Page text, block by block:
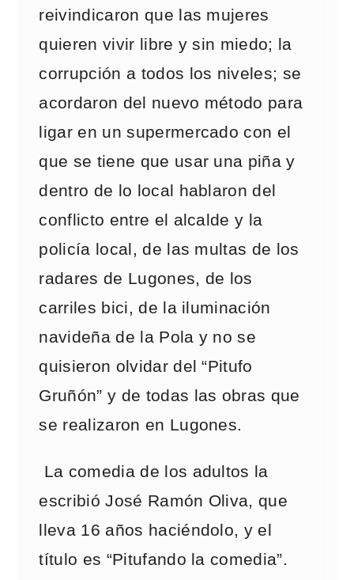
reivindicaron que las mujeres
quieren vivir libre y sin miedo; la
corrupción a todos los niveles; se
acordaron del nuevo método para
ligar en un supermercado con el
que se tiene que usar una piña y
dentro de lo local hablaron del
conflicto entre el alcalde y la
policía local, de las multas de los
radares de Lugones, de los
carriles bici, de la iluminación
navideña de la Pola y no se
quisieron olvidar del “Pitufo
Gruñón” y de todas las obras que
se realizaron en Lugones.
La comedia de los adultos la
escribió José Ramón Oliva, que
lleva 16 años haciéndolo, y el
título es “Pitufando la comedia”.